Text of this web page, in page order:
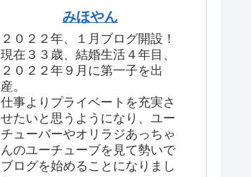
みほやん
２０２２年、１月ブログ開設！
現在３３歳、結婚生活４年目、
２０２２年９月に第一子を出
産。
仕事よりプライベートを充実さ
せたいと思うようになり、ユー
チューバーやオリラジあっちゃ
んのユーチューブを見て勢いで
ブログを始めることになりまし